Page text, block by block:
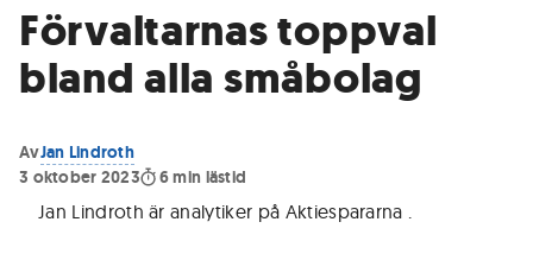
Förvaltarnas toppval
bland alla småbolag
AvJan Lindroth
3 oktober 2023
6min lästid
Jan Lindroth är analytiker på Aktiespararna .